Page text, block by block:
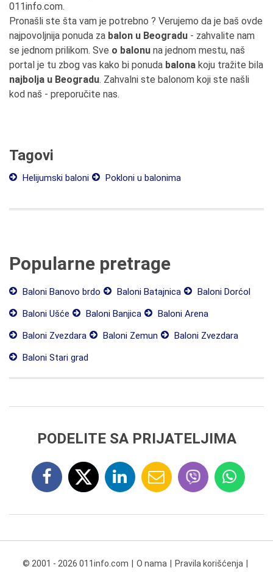
011info.com.
Pronašli ste šta vam je potrebno ? Verujemo da je baš ovde
najpovoljnija ponuda za balon u Beogradu - zahvalite nam
se jednom prilikom. Sve o balonu na jednom mestu, naš
portal je tu zbog vas kako bi ponuda balona koju tražite bila
najbolja u Beogradu. Zahvalni ste balonom koji ste našli
kod naš - preporučite nas.
Tagovi
Helijumski baloni Pokloni u balonima
Popularne pretrage
Baloni Banovo brdo Baloni Batajnica
Baloni Dorćol
Baloni Ušće
Baloni Banjica
Baloni Arena
Baloni Zvezdara
Baloni Zemun
Baloni Zvezdara
Baloni Stari grad
PODELITE SA PRIJATELJIMA
© 2001 - 2026 011info.com O nama Pravila korišćenja